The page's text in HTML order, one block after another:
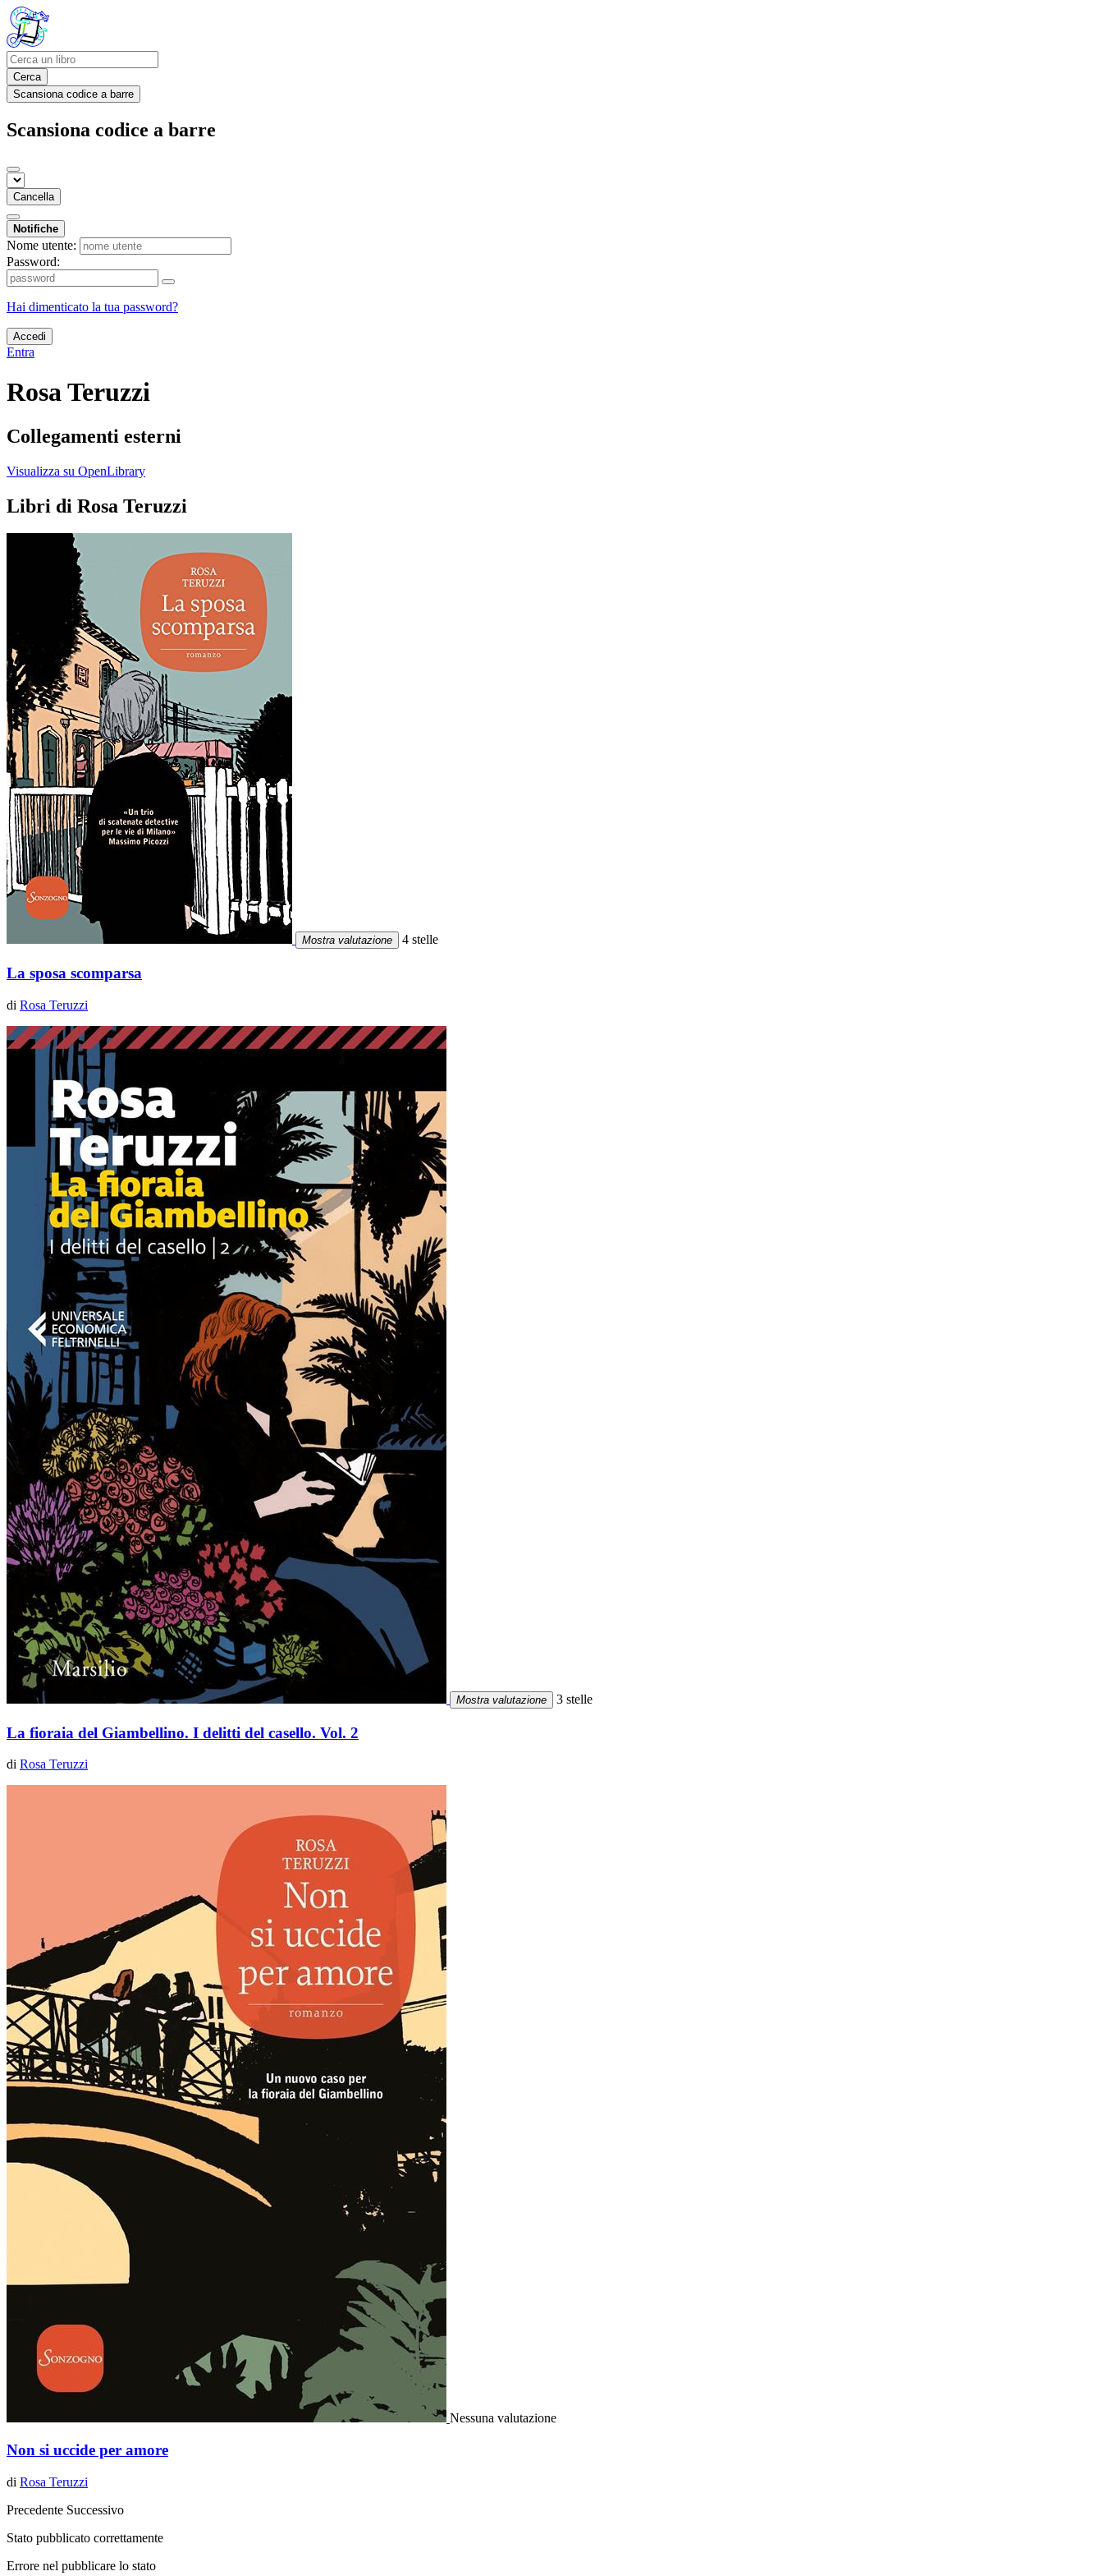
Cerca
Scansiona codice a barre
Scansiona codice a barre
Cancella
Notifiche
Nome utente:
Password:
Hai dimenticato la tua password?
Accedi
Entra
Rosa Teruzzi
Collegamenti esterni
Visualizza su OpenLibrary
Libri di Rosa Teruzzi
Mostra valutazione 4 stelle
La sposa scomparsa
di Rosa Teruzzi
Mostra valutazione 3 stelle
La fioraia del Giambellino. I delitti del casello. Vol. 2
di Rosa Teruzzi
Nessuna valutazione
Non si uccide per amore
di Rosa Teruzzi
Precedente Successivo
Stato pubblicato correttamente
Errore nel pubblicare lo stato